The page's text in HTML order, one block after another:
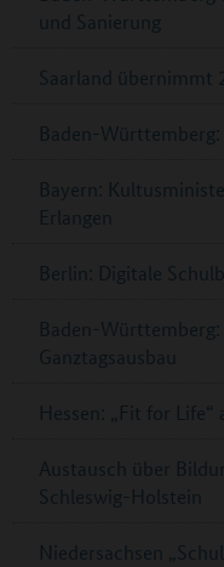
und Sanierung
Saarland übernimmt
Baden-Württemberg:
Bayern:
Erlangen
Berlin: Digitale
Baden-
Ganztagsausbau
Hessen: „Fit for
Austausch über
Schleswig-Holstein
Niedersachsen